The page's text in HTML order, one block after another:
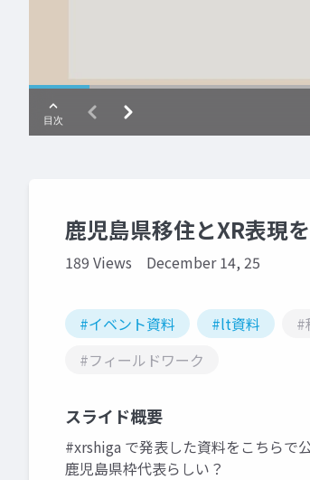
鹿児島県移住とXR表現
189 Views December 14, 25
#イベント資料 #lt資料 #
#フィールドワーク
スライド概要
#xrshiga で発表した資料をこちらで
鹿児島県枠代表らしい？